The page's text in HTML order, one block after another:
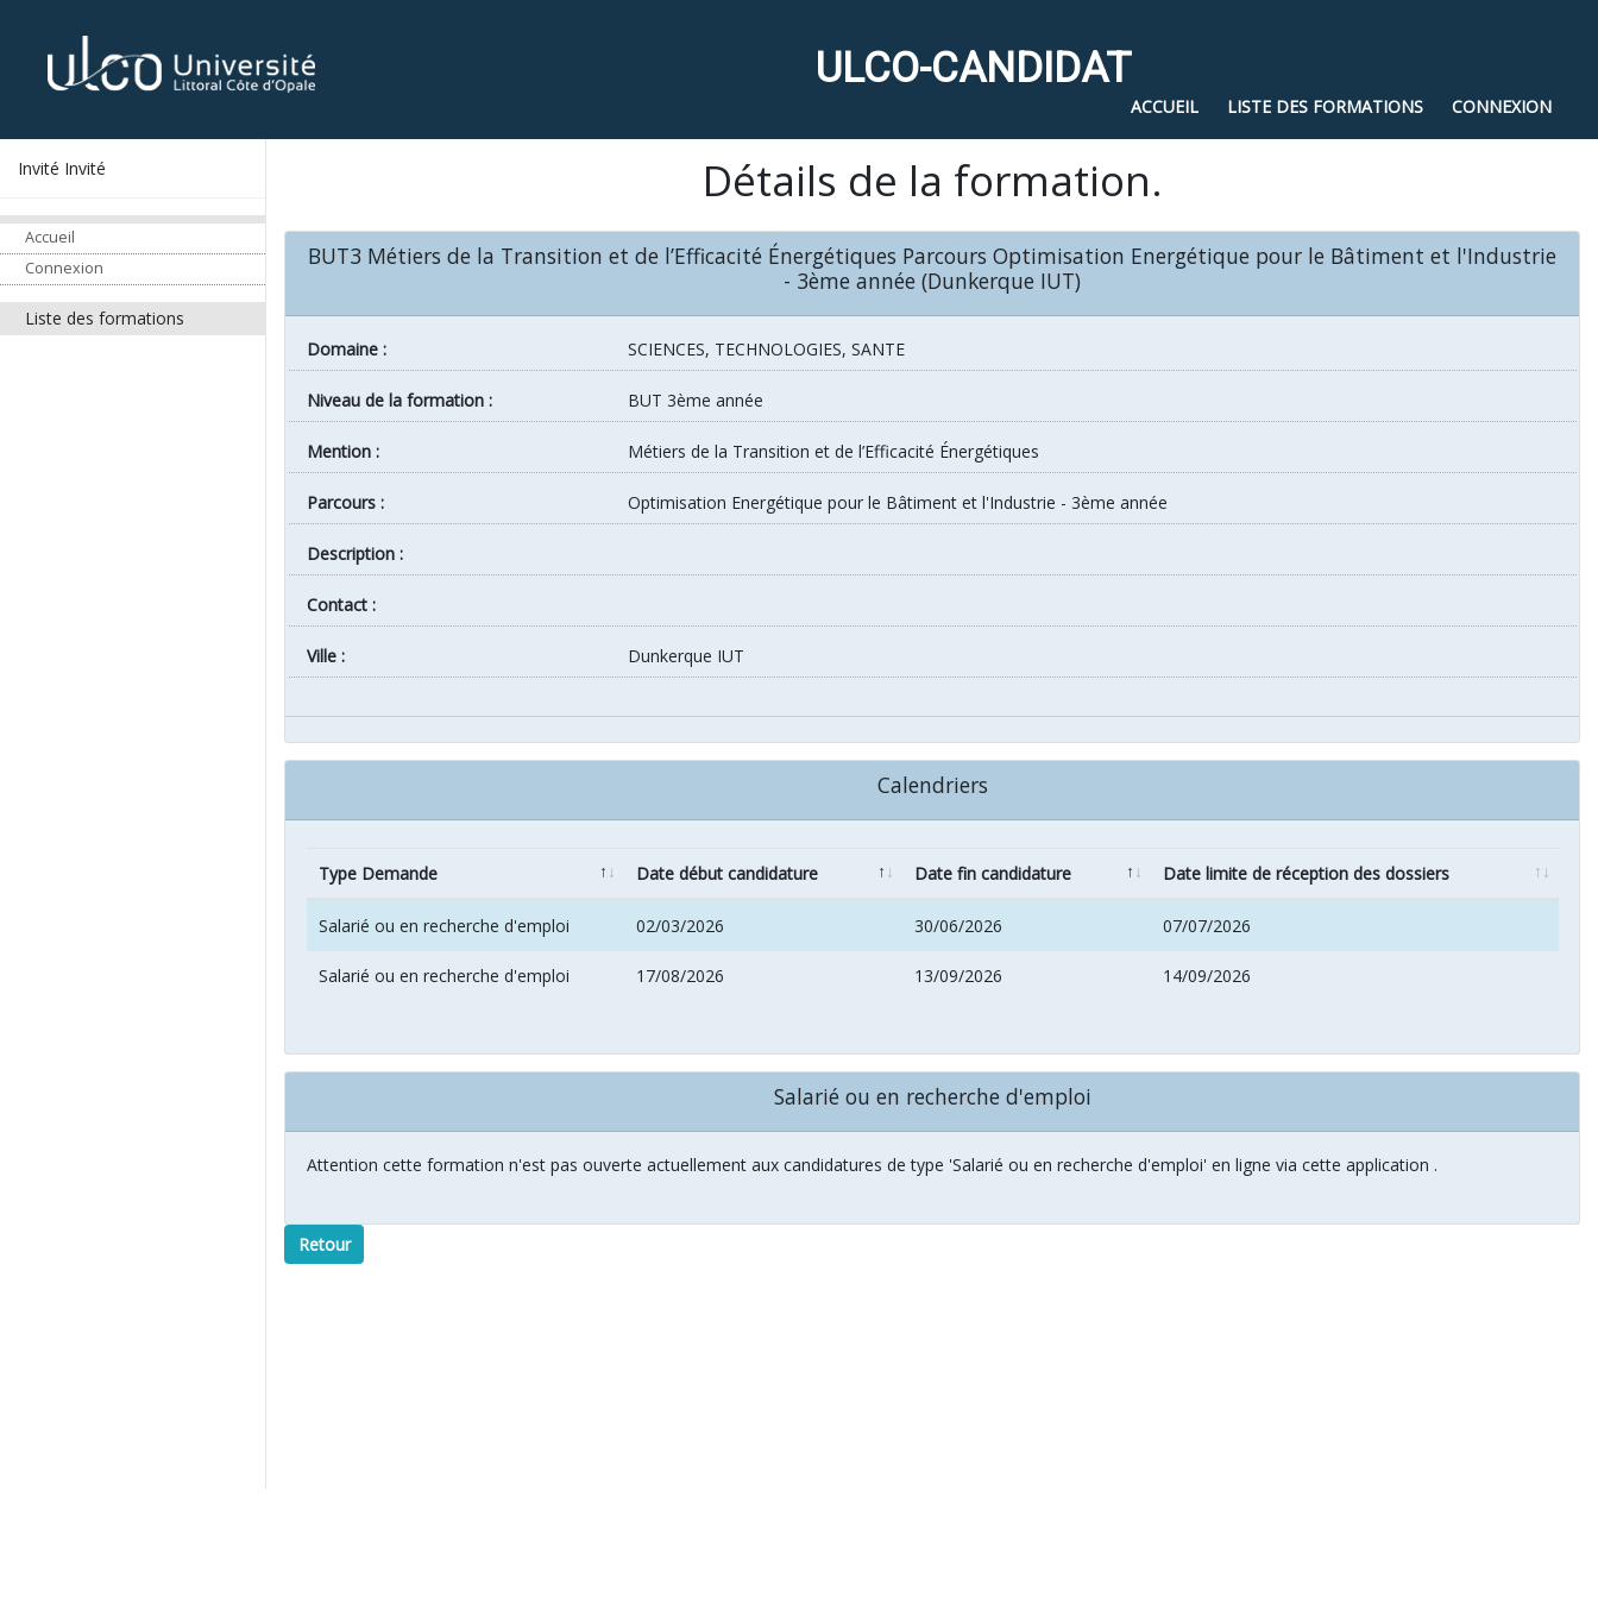
ULCO-CANDIDAT
Invité Invité
Accueil
Connexion
Liste des formations
ACCUEIL LISTE DES FORMATIONS CONNEXION
Détails de la formation.
BUT3 Métiers de la Transition et de l’Efficacité Énergétiques Parcours Optimisation Energétique pour le Bâtiment et l'Industrie
- 3ème année (Dunkerque IUT)
Domaine : SCIENCES, TECHNOLOGIES, SANTE
Niveau de la formation : BUT 3ème année
Mention : Métiers de la Transition et de l’Efficacité Énergétiques
Parcours : Optimisation Energétique pour le Bâtiment et l'Industrie - 3ème année
Description :
Contact :
ville : Dunkerque IUT
Calendriers
Type Demande Date début candidature Date fin candidature Date limite de réception des dossiers
Salarié ou en recherche d'emploi 02/03/2026 30/06/2026 07/07/2026
Salarié ou en recherche d'emploi 17/08/2026 13/09/2026 14/09/2026
Salarié ou en recherche d'emploi
Attention cette formation n'est pas ouverte actuellement aux candidatures de type 'Salarié ou en recherche d'emploi' en ligne via cette application .
Retour